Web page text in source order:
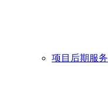
项目后期服务